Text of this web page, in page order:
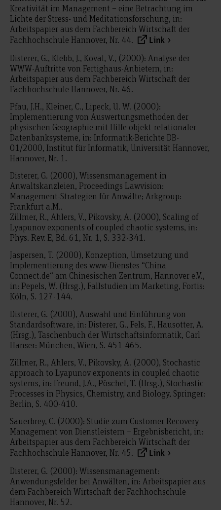
Kreativität im Management – eine Betrachtung im
Lichte der Stress- und Meditationsforschung, in:
Arbeitspapier aus dem Fachbereich Wirtschaft der
Fachhochschule Hannover, Nr. 44.
Link
Disterer, G., Klebb, J., Koval, V., (2000): Analyse der
WWW-Auftritte von Fertighaus-Anbietern, in:
Arbeitspapier aus dem Fachbereich Wirtschaft der
Fachhochschule Hannover, Nr. 46.
Pfau, J.H., Kleiner, C., Lipeck, U. W. (2000):
Implementierung von Auswertungsmethoden der
physischen Geographie mit Hilfe objekt-relationaler
Datenbanksysteme, in: Informatik-Berichte DB-
01/2000, Institut für Informatik, Universität Hannover,
Hannover, Nr. 1.
Disterer, G. (2000), Wissensmanagement in
Anwaltskanzleien, Proceedings Lawvision:
Management-Strategien für Anwälte; Arkgroup:
Frankfurt a.M..
Zillmer, R., Ahlers, V., Pikovsky, A. (2000), Scaling of
Lyapunov exponents of coupled chaotic systems, in:
Phys. Rev. E, Bd. 61, Nr. 1, S. 332-341.
Jaspersen, T. (2000), Konzeption, Umsetzung und
Implementierung des www-Dienstes “China
Connect.de“ am Chinesischen Zentrum, Hannover e.V.,
in: Pepels, W. (Hrsg.), Fallstudien im Marketing, Fortis:
Köln, S. 127-144.
Disterer, G. (2000), Auswahl und Einführung von
Standardsoftware, in: Disterer, G., Fels, F., Hausotter, A.
(Hrsg.), Taschenbuch der Wirtschaftsinformatik, Carl
Hanser: München, Wien, S. 451-465.
Zillmer, R., Ahlers, V., Pikovsky, A. (2000), Stochastic
approach to Lyapunov exponents in coupled chaotic
systems, in: Freund, J.A., Pöschel, T. (Hrsg.), Stochastic
Processes in Physics, Chemistry, and Biology, Springer:
Berlin, S. 400-410.
Sauerbrey, C. (2000): Studie zum Customer Recovery
Management von Dienstleistern – Ergebnisbericht, in:
Arbeitspapier aus dem Fachbereich Wirtschaft der
Fachhochschule Hannover, Nr. 45.
Link
Disterer, G. (2000): Wissensmanagement:
Anwendungsfelder bei Anwälten, in: Arbeitspapier aus
dem Fachbereich Wirtschaft der Fachhochschule
Hannover, Nr. 52.